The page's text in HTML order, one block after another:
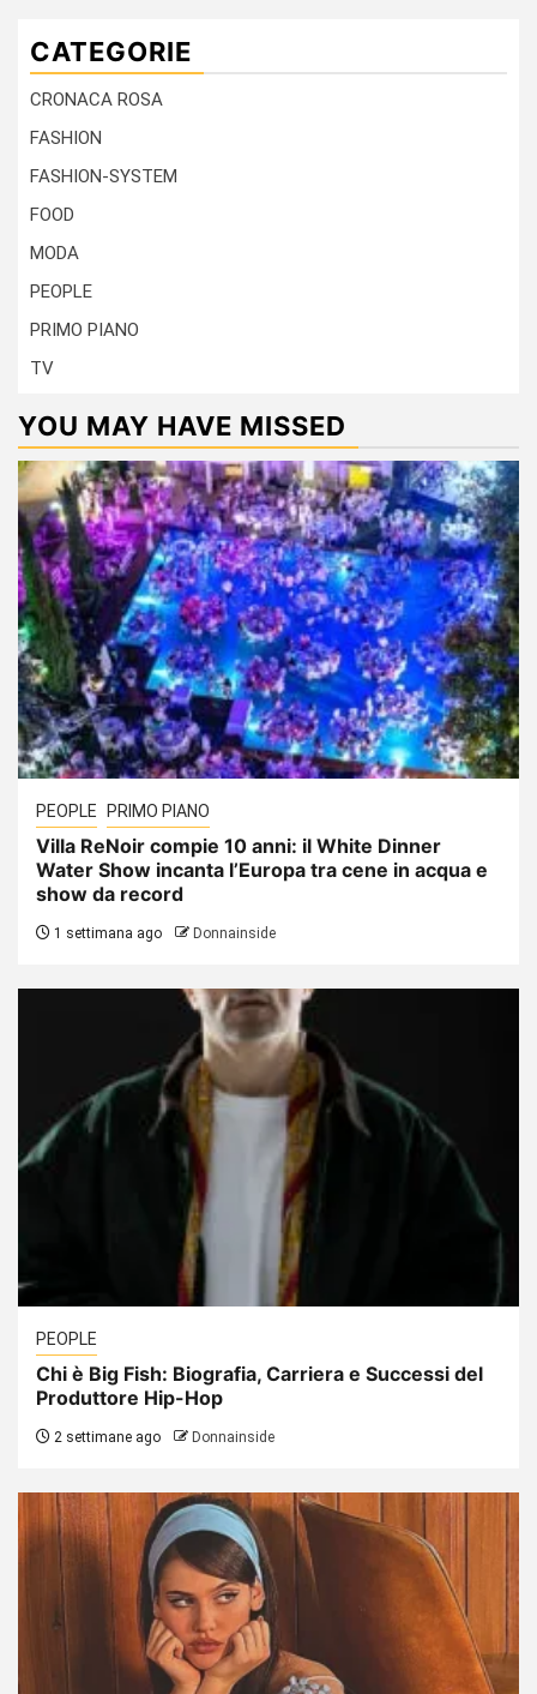
CATEGORIE
CRONACA ROSA
FASHION
FASHION-SYSTEM
FOOD
MODA
PEOPLE
PRIMO PIANO
TV
YOU MAY HAVE MISSED
PEOPLE PRIMO PIANO
Villa ReNoir compie 10 anni: il White Dinner
Water Show incanta l’Europa tra cene in acqua e
show da record
1 settimana ago Donnainside
PEOPLE
Chi è Big Fish: Biografia, Carriera e Successi del
Produttore Hip-Hop
2 settimane ago Donnainside